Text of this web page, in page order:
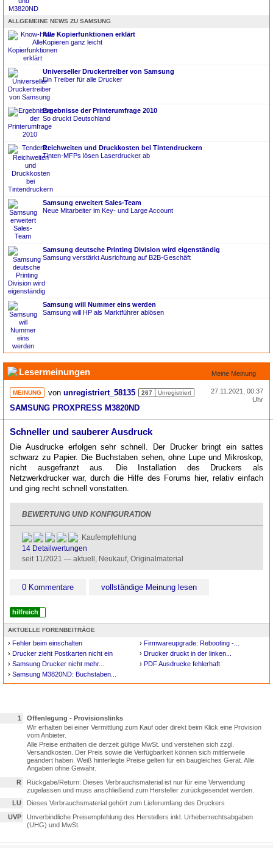
ALLGEMEINE NEWS ZU SAMSUNG
Alle Kopierfunktionen erklärt
Kopieren ganz leicht
Universeller Druckertreiber von Samsung
Ein Treiber für alle Drucker
Ergebnisse der Printerumfrage 2010
So druckt Deutschland
Reichweiten und Druckkosten bei Tintendruckern
Tinten-MFPs lösen Laserdrucker ab
Samsung erweitert Sales-Team
Neue Mitarbeiter im Key- und Large Account
Samsung deutsche Printing Division wird eigenständig
Samsung verstärkt Ausrichtung auf B2B-Geschäft
Samsung will Nummer eins werden
Samsung will HP als Marktführer ablösen
Lesermeinungen Meine Meinung
MEINUNG von unregistriert_58135 267 Unregistriert
27.11.2021, 00:37
Uhr
SAMSUNG PROXPRESS M3820ND
Schneller und sauberer Ausdruck
Die Ausdrucke erfolgen sehr schnell. Der Drucker bringt ein sattes
schwarz zu Papier. Die Buchstaben sehen, ohne Lupe und Mikroskop,
nicht ausgefranzt aus. Die Installation des Druckers als
Netzwerkdrucker war, durch die Hilfe des Forums hier, relativ einfach
und ging recht schnell vonstatten.
BEWERTUNG UND KONFIGURATION
5*
Kaufempfehlung
14 Detailwertungen
seit 11/2021 — aktuell, Neukauf, Originalmaterial
0 Kommentare vollständige Meinung lesen
hilfreich
AKTUELLE FORENBEITRÄGE
› Fehler beim einschalten
› Drucker zieht Postkarten nicht ein
› Samsung Drucker nicht mehr...
› Samsung M3820ND: Buchstaben...
› Firmwareupgrade: Rebooting -...
› Drucker druckt in der linken...
› PDF Ausdrucke fehlerhaft
1
Offenlegung - Provisionslinks
Wir erhalten bei einer Vermittlung zum Kauf oder direkt beim Klick eine Provision
vom Anbieter.
Alle Preise enthalten die derzeit gültige MwSt. und verstehen sich zzgl.
Versandkosten. Der Preis sowie die Verfügbarkeit können sich mittlerweile
geändert haben. Weiß hinterlegte Preise gelten für ein baugleiches Gerät. Alle
Angaben ohne Gewähr.
R
Rückgabe/Return: Dieses Verbrauchsmaterial ist nur für eine Verwendung
zugelassen und muss anschließend zum Hersteller zurückgesendet werden.
LU
Dieses Verbrauchsmaterial gehört zum Lieferumfang des Druckers
UVP
Unverbindliche Preisempfehlung des Herstellers inkl. Urheberrechtsabgaben
(UHG) und MwSt.